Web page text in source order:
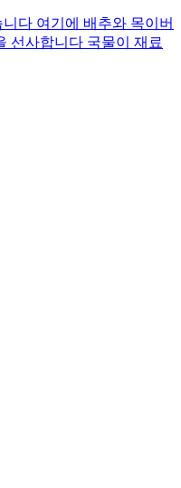
다 여기에 배추와 목이버
선사합니다 국물이 재료